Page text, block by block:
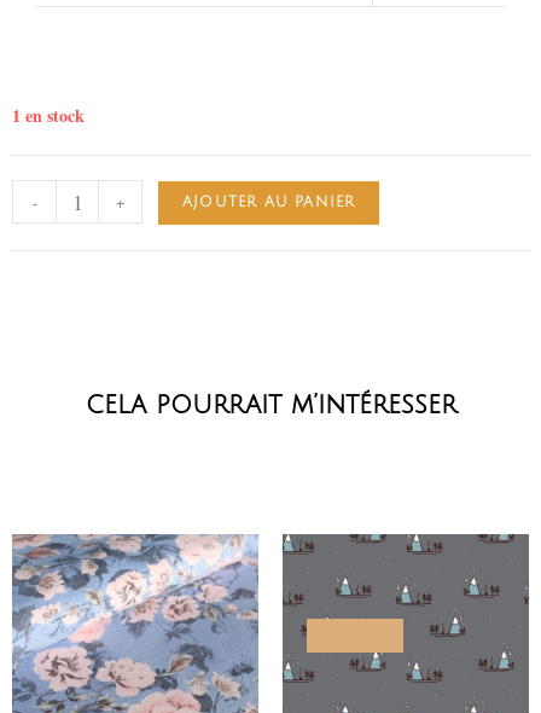
1 en stock
- + AJOUTER AU PANIER
cela pourrait m’intéresser